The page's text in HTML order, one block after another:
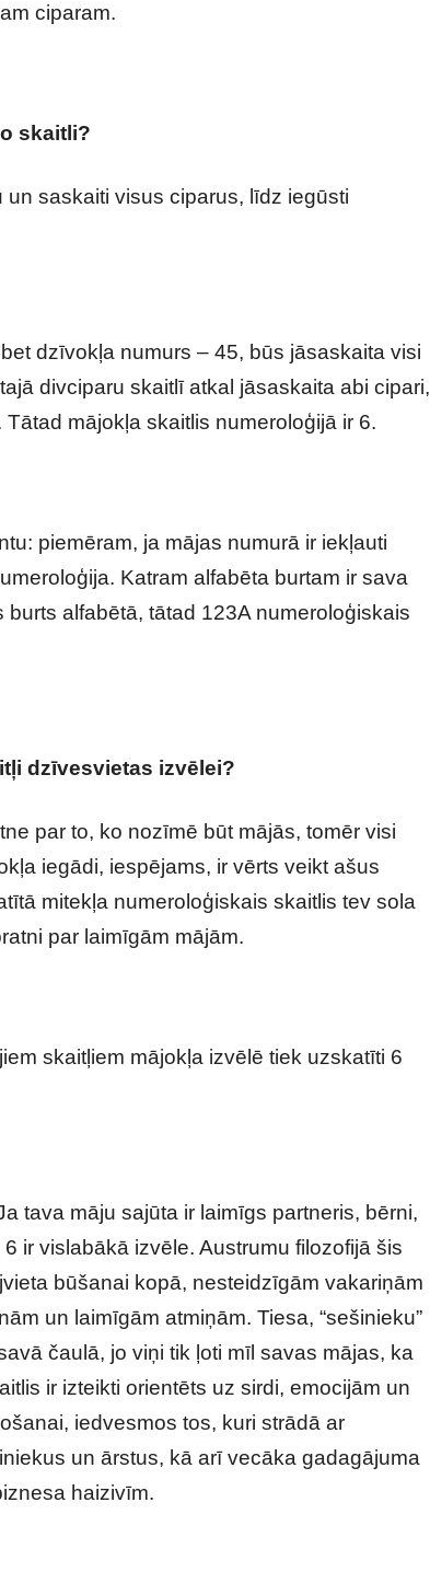
ciparam.
skaitli?
saskaiti visus ciparus, līdz iegūsti
dzīvokļa numurs – 45, būs jāsaskaita visi
divciparu skaitlī atkal jāsaskaita abi cipari,
mājokļa skaitlis numeroloģijā ir 6.
piemēram, ja mājas numurā ir iekļauti
Katram alfabēta burtam ir sava
alfabētā, tātad 123A numeroloģiskais
dzīvesvietas izvēlei?
par to, ko nozīmē būt mājās, tomēr visi
iegādi, iespējams, ir vērts veikt ašus
mitekļa numeroloģiskais skaitlis tev sola
par laimīgām mājām.
skaitļiem mājokļa izvēlē tiek uzskatīti 6
tava māju sajūta ir laimīgs partneris, bērni,
ir vislabākā izvēle. Austrumu filozofijā šis
būšanai kopā, nesteidzīgām vakariņām
un laimīgām atmiņām. Tiesa, “sešinieku”
čaulā, jo viņi tik ļoti mīl savas mājas, ka
ir izteikti orientēts uz sirdi, emocijām un
iedvesmos tos, kuri strādā ar
un ārstus, kā arī vecāka gadagājuma
haizivīm.